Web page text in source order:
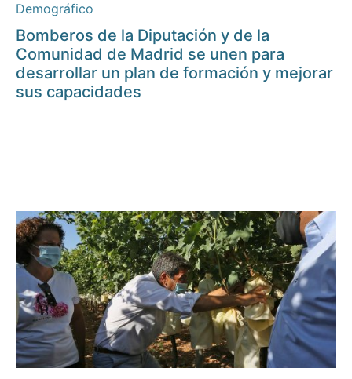
Demográfico
Bomberos de la Diputación y de la
Comunidad de Madrid se unen para
desarrollar un plan de formación y mejorar
sus capacidades